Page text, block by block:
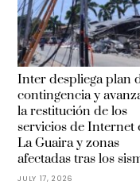
Inter despliega plan
contingencia y
la restitución de los
servicios de Internet
La Guaira y zonas
afectadas tras los
JULY 17, 2026